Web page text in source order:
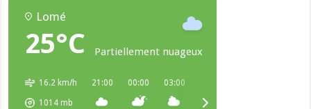
Lomé
25°C Partiellement nuageux
16.2 km/h
1014 mb
21:00 00:00 03:00